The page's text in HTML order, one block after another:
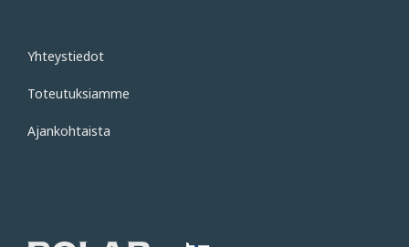
Yhteystiedot
Toteutuksiamme
Ajankohtaista